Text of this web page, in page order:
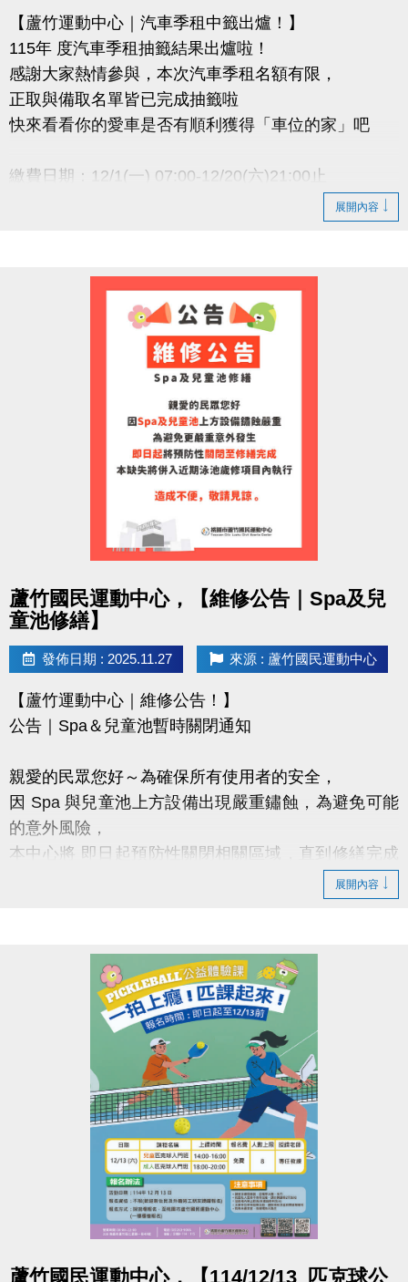
【蘆竹運動中心｜汽車季租中籤出爐！】
115年 度汽車季租抽籤結果出爐啦！
感謝大家熱情參與，本次汽車季租名額有限，
正取與備取名單皆已完成抽籤啦
快來看看你的愛車是否有順利獲得「車位的家」吧
繳費日期：12/1(一) 07:00-12/20(六)21:00止
● 正取者請務必於期限內完成繳費，以維持承租資格
● 若正取者未於期限內完成繳費，將依序通知 備取名
● 承租權限限本人使用，不得轉讓
洽詢專線 : (03)263-9066 分機111
FB : @桃園市蘆竹國民運動中心
IG : @luzhusports
感謝大家支持蘆竹國民運動中心
讓我們一起讓愛車安心停、放心停！
展開內容
蘆竹國民運動中心，【維修公告｜Spa及兒
童池修繕】
發佈日期 : 2025.11.27 來源 : 蘆竹國民運動中心
【蘆竹運動中心｜維修公告！】
公告｜Spa＆兒童池暫時關閉通知
親愛的民眾您好～為確保所有使用者的安全，
因 Spa 與兒童池上方設備出現嚴重鏽蝕，為避免可能
的意外風險，
本中心將 即日起預防性關閉相關區域，直到修繕完成
讓大家未來使用能更安心
造成您的不便，敬請見諒，感謝您的耐心與體諒
(03)263-9066 分機111
官網 :
https://www.lzsports.com.tw/zh_TW/news/pageID/1/
FB : 桃園市蘆竹國民運動中心
IG : @luzhusports
展開內容
蘆竹國民運動中心，【114/12/13_匹克球公